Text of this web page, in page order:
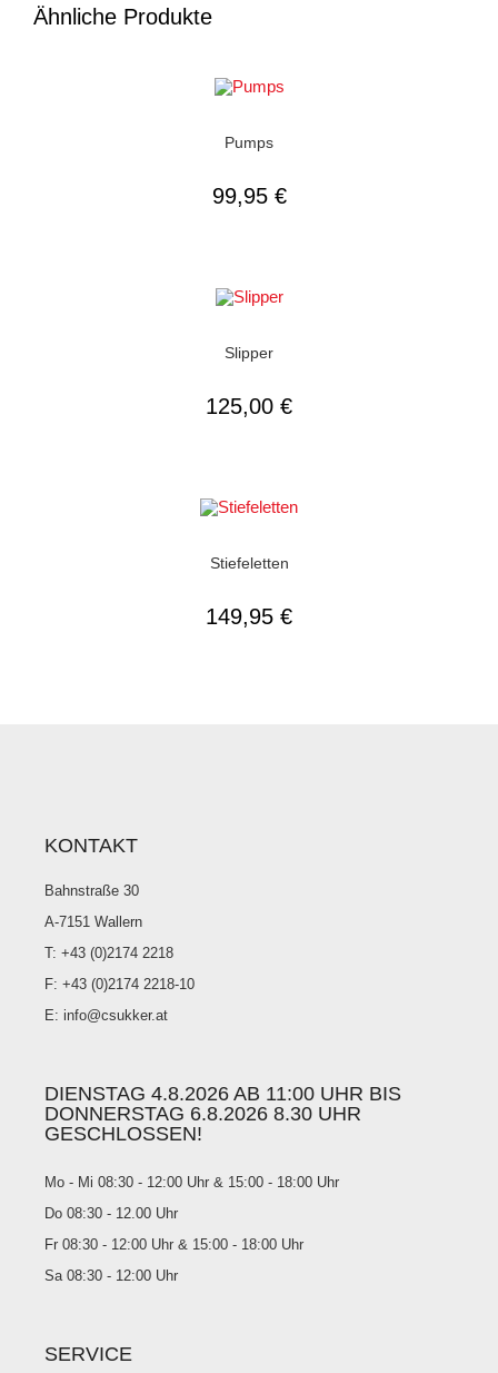
Ähnliche Produkte
Pumps
99,95 €
Slipper
125,00 €
Stiefeletten
149,95 €
KONTAKT
Bahnstraße 30
A-7151 Wallern
T: +43 (0)2174 2218
F: +43 (0)2174 2218-10
E: info@csukker.at
DIENSTAG 4.8.2026 AB 11:00 UHR BIS
DONNERSTAG 6.8.2026 8.30 UHR
GESCHLOSSEN!
Mo - Mi 08:30 - 12:00 Uhr & 15:00 - 18:00 Uhr
Do 08:30 - 12.00 Uhr
Fr 08:30 - 12:00 Uhr & 15:00 - 18:00 Uhr
Sa 08:30 - 12:00 Uhr
SERVICE